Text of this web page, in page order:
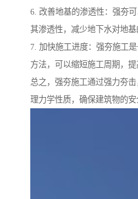
6. 改善地基的渗透性：强夯
其渗透性，减少地下水对地基
7. 加快施工进度：强夯施工
方法，可以缩短施工周期，提
总之，强夯施工通过强力夯
理力学性质，确保建筑物的安